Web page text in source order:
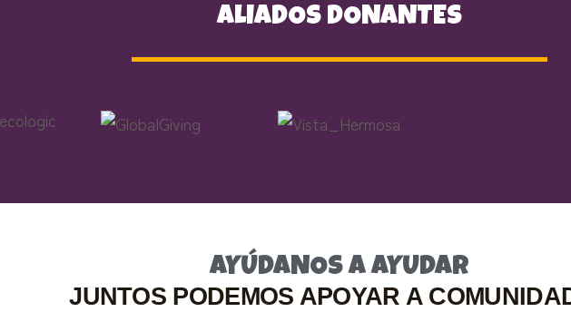
ALIADOS DONANTES
AYÚDANOS A AYUDAR
JUNTOS PODEMOS APOYAR A